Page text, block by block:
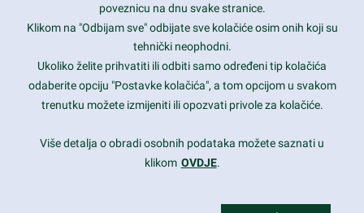
prothemes.net@gmail.com
Daily: 9:00 am - 6:00 pm
Sunday: Closed
Copyright 2017FRESHFACE© All Rights Reserved
poveznicu na dnu svake stranice.
Klikom na "Odbijam sve" odbijate sve kolačiće osim onih koji su
tehnički neophodni.
Ukoliko želite prihvatiti ili odbiti samo određeni tip kolačića
odaberite opciju "Postavke kolačića", a tom opcijom u svakom
trenutku možete izmijeniti ili opozvati privole za kolačiće.
Više detalja o obradi osobnih podataka možete saznati u
klikom OVDJE.